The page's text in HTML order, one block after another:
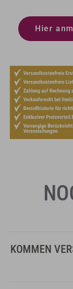
Hier
KOMMEN